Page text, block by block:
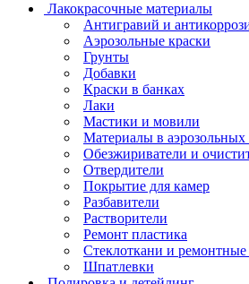
Лакокрасочные материалы
Антигравий и
Аэрозольные краски
Грунты
Добавки
Краски в банках
Лаки
Мастики и мовили
Материалы в аэрозольных
Обезжириватели и
Отвердители
Покрытие для камер
Разбавители
Растворители
Ремонт пластика
Стеклоткани и ремонтные
Шпатлевки